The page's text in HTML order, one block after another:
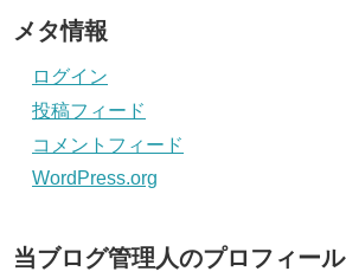
メタ情報
ログイン
投稿フィード
コメントフィード
WordPress.org
当ブログ管理人のプロフィール